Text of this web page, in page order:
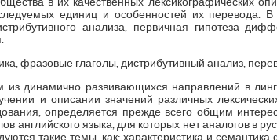
единиц и особенностей их перевода.
анализа, первичная гипотеза
фразовые глаголы, дистрибутивный анализ,
динамично развивающихся направлений в
и описании значений различных
определяется прежде всего общим
английского языка, для которых нет аналогов в
такие темы, как: характеристика и